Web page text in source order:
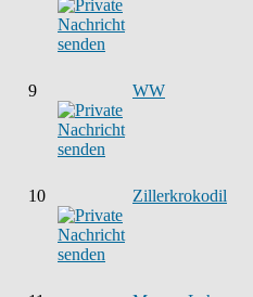
9 WW
10 Zillerkrokodil